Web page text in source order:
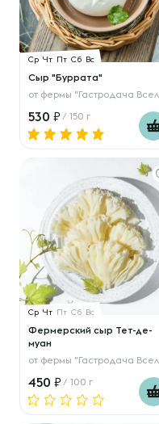
Ср Чт Пт Сб Вс
Сыр "Буррата"
от фермы "Гастродача Вселуг"
530 / 150 г
Ср Чт Пт Сб Вс
Фермерский сыр Тет-де-
муан
от фермы "Гастродача Вселуг"
450 / 100 г